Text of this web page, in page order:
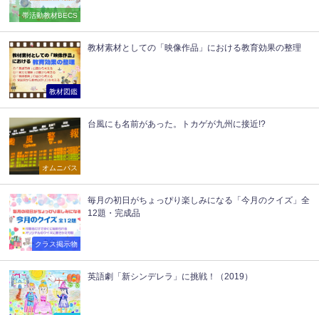
帯活動教材BECS
教材図鑑
教材素材としての「映像作品」における教育効果の整理
オムニバス
台風にも名前があった。トカゲが九州に接近!?
クラス掲示物
毎月の初日がちょっぴり楽しみになる「今月のクイズ」全
12題・完成品
英語劇「新シンデレラ」に挑戦！（2019）